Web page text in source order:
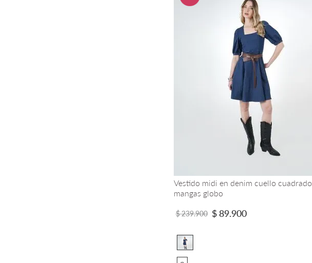
Vestido midi en denim cuello cuadrado
mangas globo
$239.900 $ 89.900